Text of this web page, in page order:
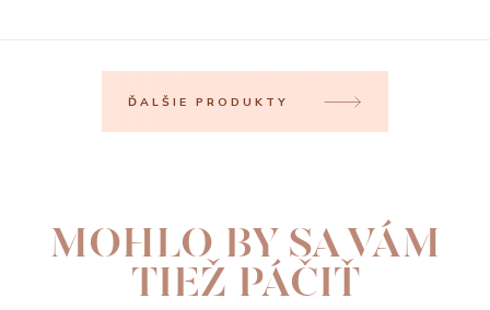
ĎALŠIE PRODUKTY
MOHLO BY SA VÁM
TIEŽ PÁČIŤ